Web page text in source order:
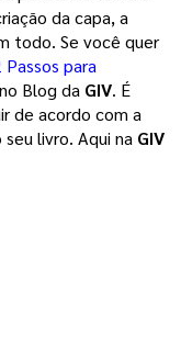
da capa, a
todo. Se você quer
Passos para
Blog da GIV. É
de acordo com a
livro. Aqui na GIV